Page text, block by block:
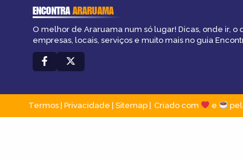
ENCONTRAARARUAMA
O melhor de Araruama num só lugar! Dicas, onde ir, o
empresas, locais, serviços e muito mais no guia
Termos Privacidade Sitemap Criado com e